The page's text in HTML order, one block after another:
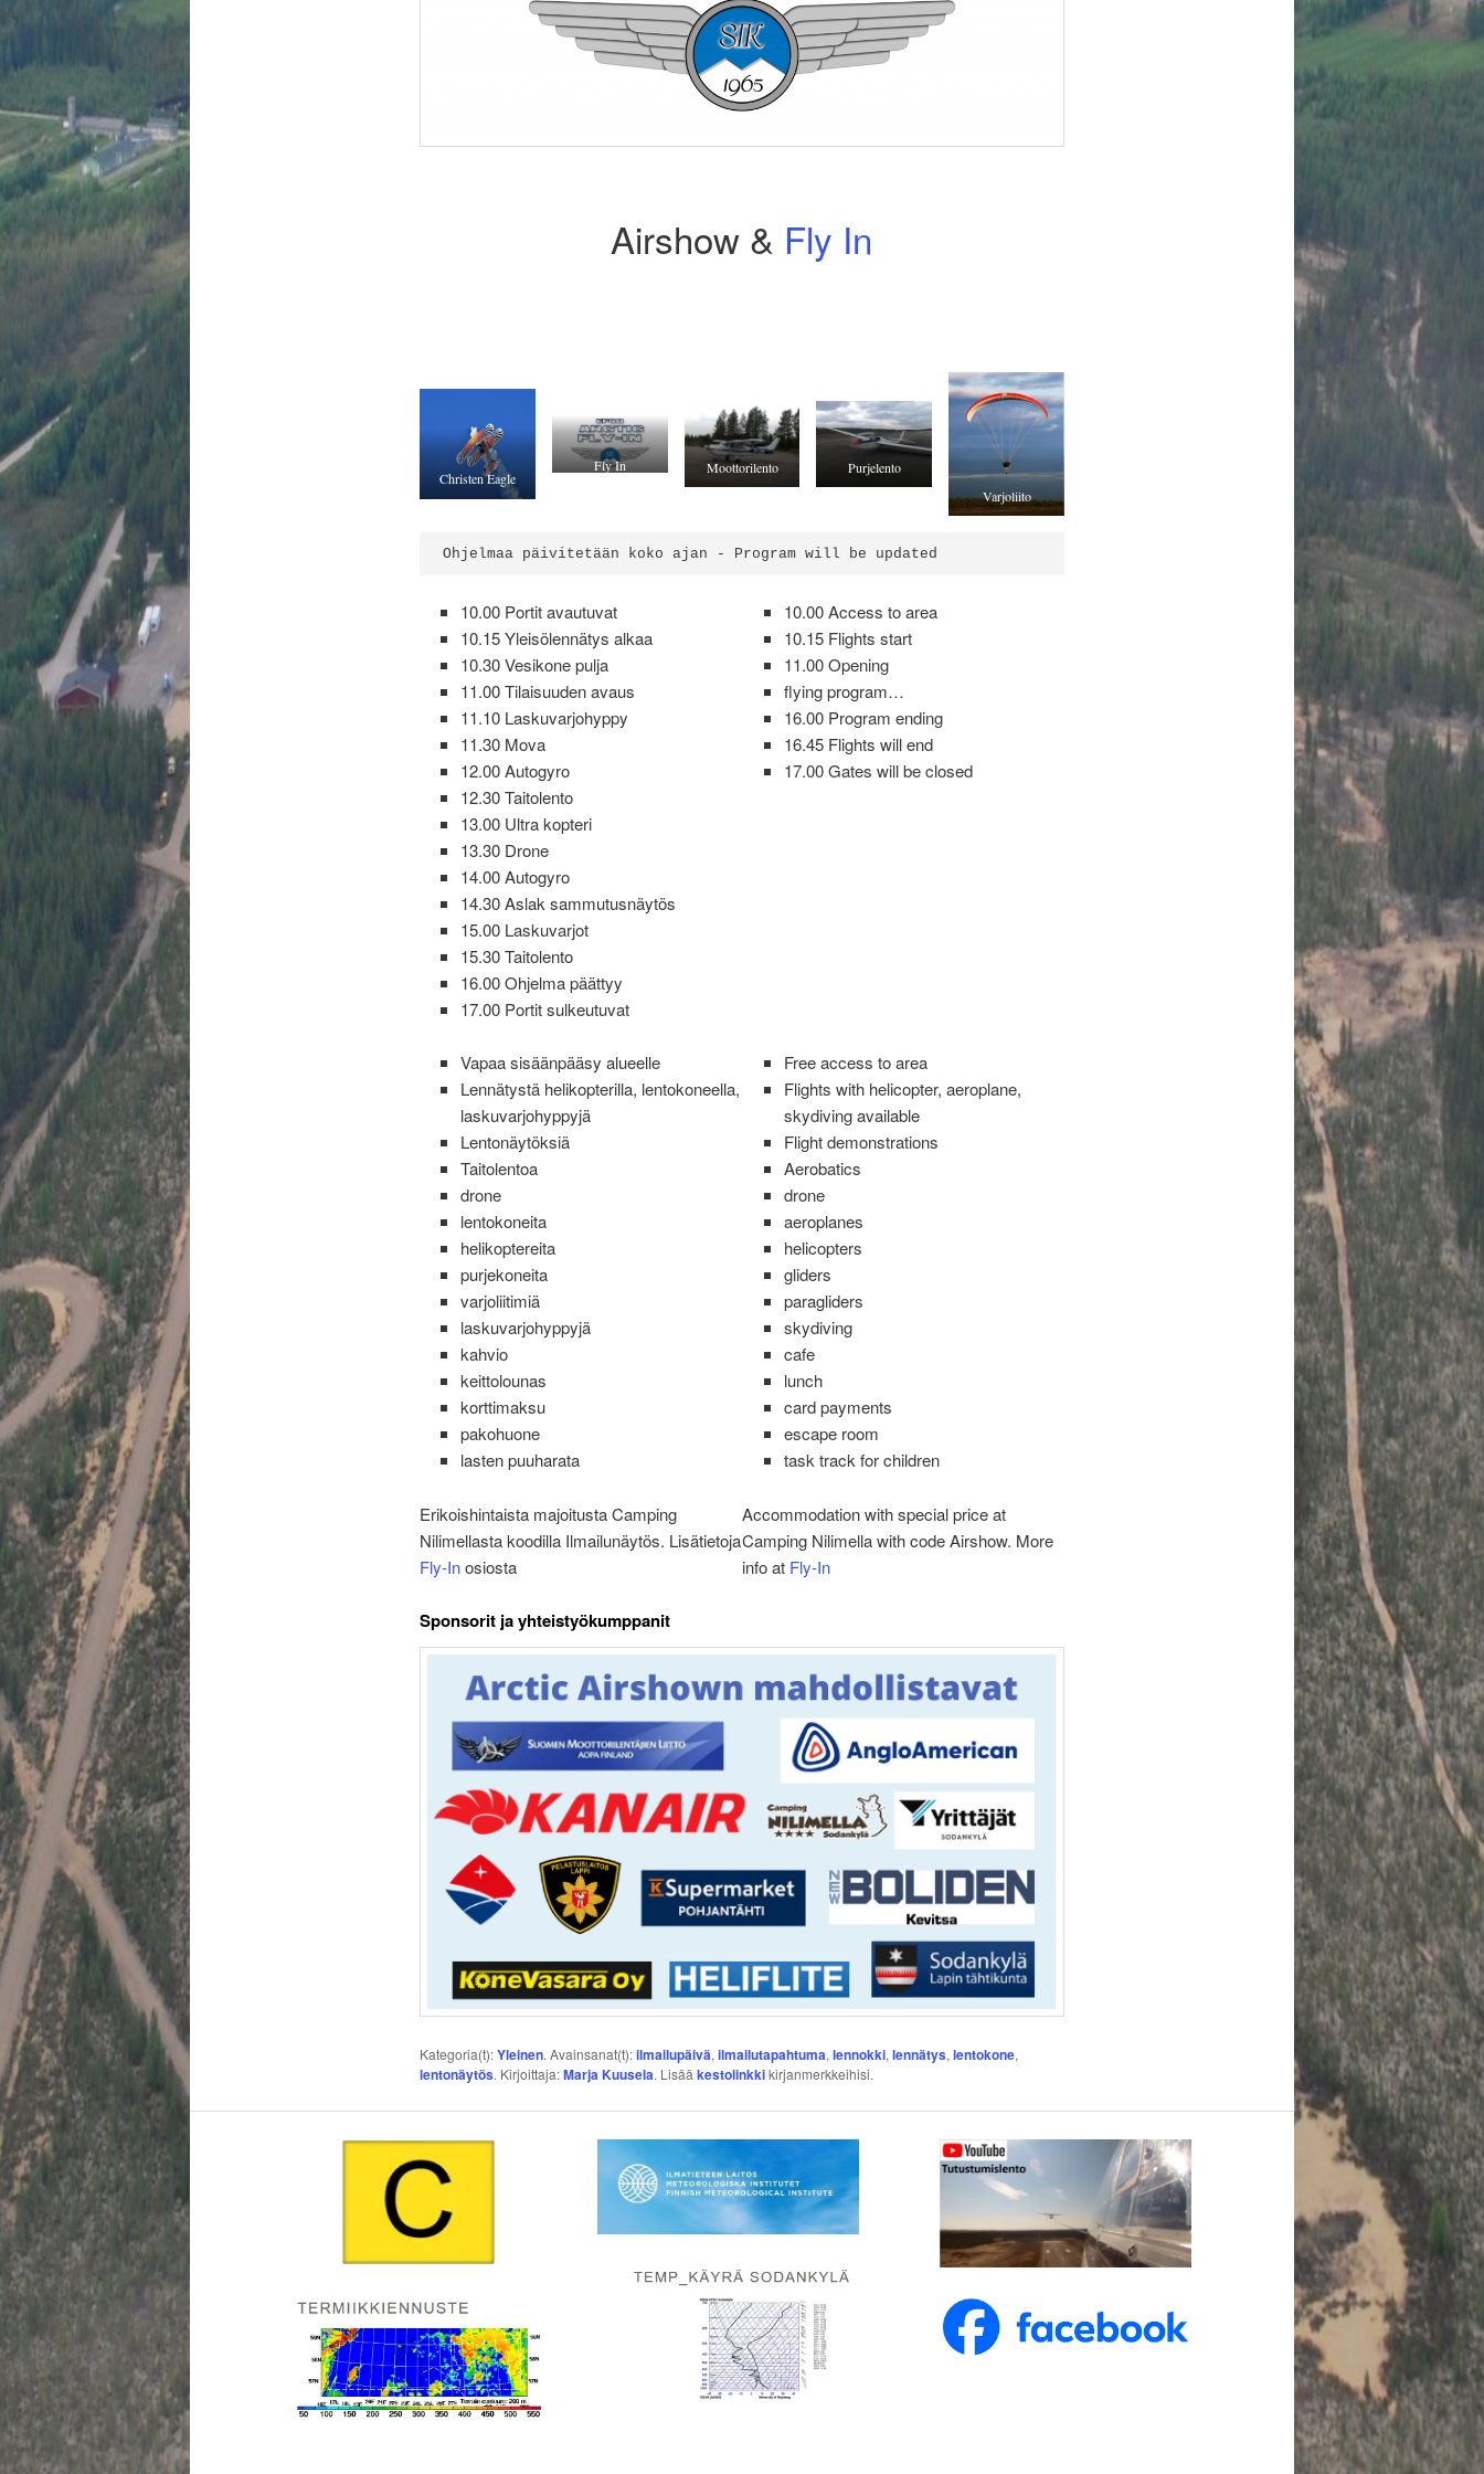
Airshow & Fly In
Christen Eagle
Fly In Moottorilento
Purjelento
Varjoliito
Ohjelmaa päivitetään koko ajan - Program will be updated
10.00 Portit avautuvat
10.15 Yleisölennätys alkaa
10.30 Vesikone pulja
11.00 Tilaisuuden avaus
11.10 Laskuvarjohyppy
11.30 Mova
12.00 Autogyro
12.30 Taitolento
13.00 Ultra kopteri
13.30 Drone
14.00 Autogyro
14.30 Aslak sammutusnäytös
15.00 Laskuvarjot
15.30 Taitolento
16.00 Ohjelma päättyy
17.00 Portit sulkeutuvat
10.00 Access to area
10.15 Flights start
11.00 Opening
flying program…
16.00 Program ending
16.45 Flights will end
17.00 Gates will be closed
Vapaa sisäänpääsy alueelle
Lennätystä helikopterilla, lentokoneella,
laskuvarjohyppyjä
Lentonäytöksiä
Taitolentoa
drone
lentokoneita
helikoptereita
purjekoneita
varjoliitimiä
laskuvarjohyppyjä
kahvio
keittolounas
korttimaksu
pakohuone
lasten puuharata
Erikoishintaista majoitusta Camping
Nilimellasta koodilla Ilmailunäytös. Lisätietoja
Fly-Inosiosta
Free access to area
Flights with helicopter, aeroplane,
skydiving available
Flight demonstrations
Aerobatics
drone
aeroplanes
helicopters
gliders
paragliders
skydiving
cafe
lunch
card payments
escape room
task track for children
Accommodation with special price at
Camping Nilimella with code Airshow. More
info at Fly-In
Sponsorit ja yhteistyökumppanit
Kategoria(t):Yleinen. Avainsanat(t):ilmailupäivä, ilmailutapahtuma, lennokki, lennätys, lentokone,
lentonäytös. Kirjoittaja:Marja Kuusela. Lisää kestolinkkikirjanmerkkeihisi.